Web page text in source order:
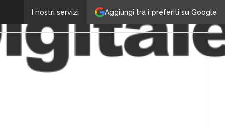
Aggiungi tra i preferiti su Google
I nostri servizi